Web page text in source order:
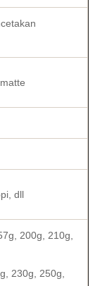
dll
200g, 210g,
230g, 250g,